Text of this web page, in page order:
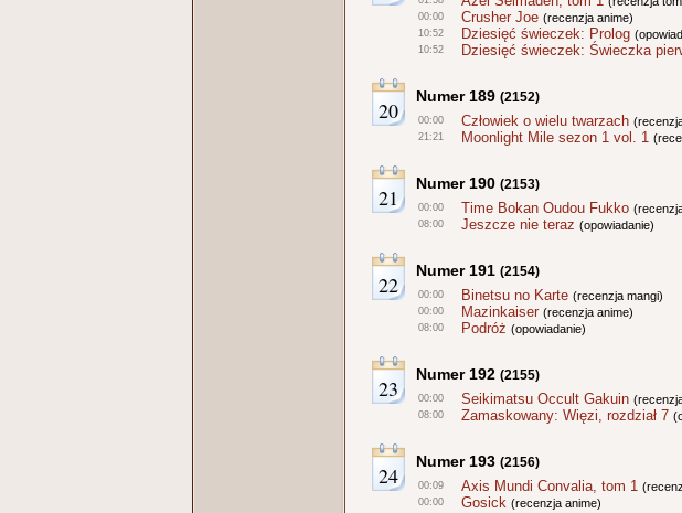
00:00 Crusher Joe (recenzja anime)
10:52 Dziesięć świeczek: Prolog
10:52 Dziesięć świeczek: Świeczka
20
Numer 189 (2152)
00:00 Człowiek o wielu twarzach
21:21 Moonlight Mile sezon 1 vol. 1
21
Numer 190 (2153)
00:00 Time Bokan Oudou Fukko
08:00 Jeszcze nie teraz (opowiadanie)
22
Numer 191 (2154)
00:00 Binetsu no Karte (recenzja mangi)
00:00 Mazinkaiser (recenzja anime)
08:00 Podróż (opowiadanie)
23
Numer 192 (2155)
00:00 Seikimatsu Occult Gakuin
08:00 Zamaskowany: Więzi, rozdział 7
24
Numer 193 (2156)
00:09 Axis Mundi Convalia, tom 1
00:00 Gosick (recenzja anime)